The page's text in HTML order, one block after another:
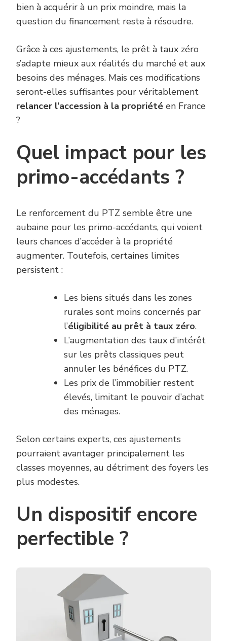
bien à acquérir à un prix moindre, mais la
question du financement reste à résoudre.
Grâce à ces ajustements, le prêt à taux zéro
s’adapte mieux aux réalités du marché et aux
besoins des ménages. Mais ces modifications
seront-elles suffisantes pour véritablement
relancer l’accession à la propriété en France
?
Quel impact pour les
primo-accédants ?
Le renforcement du PTZ semble être une
aubaine pour les primo-accédants, qui voient
leurs chances d’accéder à la propriété
augmenter. Toutefois, certaines limites
persistent :
Les biens situés dans les zones
rurales sont moins concernés par
l’éligibilité au prêt à taux zéro.
L’augmentation des taux d’intérêt
sur les prêts classiques peut
annuler les bénéfices du PTZ.
Les prix de l’immobilier restent
élevés, limitant le pouvoir d’achat
des ménages.
Selon certains experts, ces ajustements
pourraient avantager principalement les
classes moyennes, au détriment des foyers les
plus modestes.
Un dispositif encore
perfectible ?